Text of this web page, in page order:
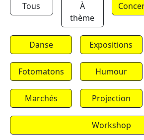
Tous
À
thème
Danse Expositions
Fotomatons Humour
Marchés Projection
Workshop